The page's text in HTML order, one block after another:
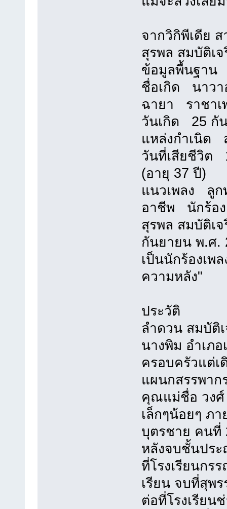
จากวิกิพีเดีย ส
สุรพล สมบัติเ
ข้อมูลพื้นฐาน
ชื่อเกิด นาวา
ฉายา ราชาเ
วันเกิด 25 กั
แหล่งกำเนิด
วันที่เสียชีวิต
(อายุ 37 ปี)
แนวเพลง ลูก
อาชีพ นักร้อง
สุรพล สมบัติเ
กันยายน พ.ศ.
เป็นนักร้องเพ
ความหลัง"
ประวัติ
ลำดวน สมบัติ
นางพิม อำเภ
ครอบครัวแต่
แผนกสรรพาก
คุณแม่ชื่อ วงศ์
เล็กๆน้อยๆ ภ
บุตรชาย คนที่
หลังจบชั้นประ
ที่โรงเรียนกร
เรียน จบที่สุพ
ต่อที่โรงเรียน